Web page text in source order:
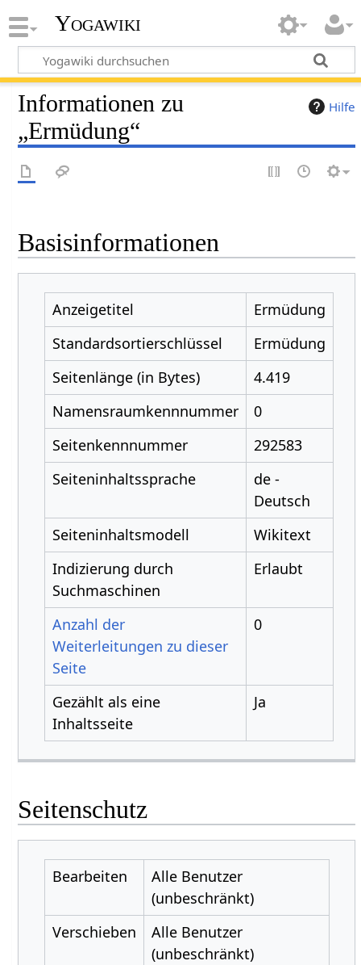
Yogawiki
Hilfe
Informationen zu
„Ermüdung“
Basisinformationen
Anzeigetitel
Ermüdung
Standardsortierschlüssel
Ermüdung
Seitenlänge (in Bytes)
4.419
Namensraumkennnummer
0
Seitenkennnummer
292583
Seiteninhaltssprache
de -
Deutsch
Seiteninhaltsmodell
Wikitext
Indizierung durch
Suchmaschinen
Erlaubt
Anzahl der
Weiterleitungen zu dieser
Seite
0
Gezählt als eine
Inhaltsseite
Ja
Seitenschutz
Bearbeiten
Alle Benutzer
(unbeschränkt)
Verschieben
Alle Benutzer
(unbeschränkt)